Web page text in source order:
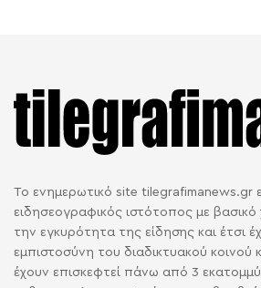
Το ενημερωτικό site tilegrafimanews.gr
ειδησεογραφικός ιστότοπος με βασικό
την εγκυρότητα της είδησης και έτσι
εμπιστοσύνη του διαδικτυακού κοινού
έχουν επισκεφτεί πάνω από 3